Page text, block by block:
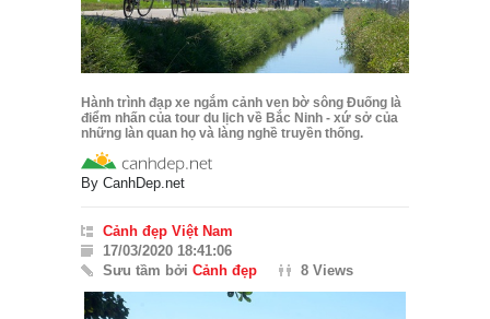
Hành trình đạp xe ngắm cảnh ven bờ sông Đuống là
điểm nhấn của tour du lịch về Bắc Ninh - xứ sở của
những làn quan họ và làng nghề truyền thống.
By CanhDep.net
Cảnh đẹp Việt Nam
17/03/2020 18:41:06
Sưu tầm bởi Cảnh đẹp 8 Views